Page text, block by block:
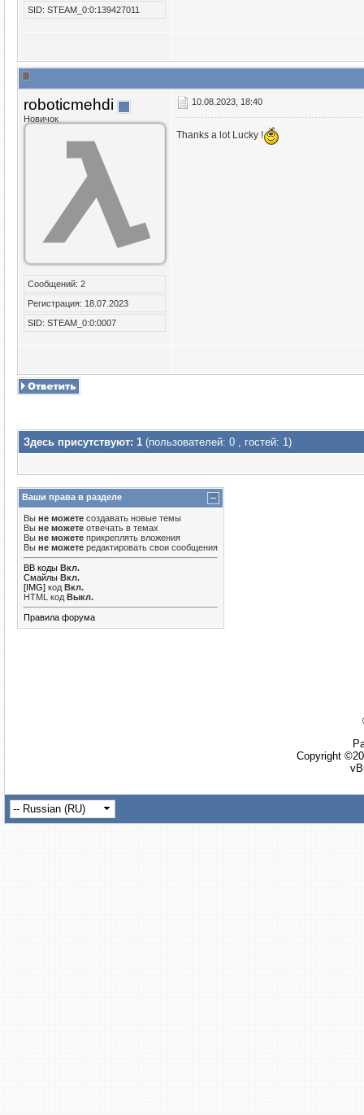
SID: STEAM_0:0:139427011
roboticmehdi
Новичок
Сообщений: 2
Регистрация: 18.07.2023
SID: STEAM_0:0:0007
10.08.2023, 18:40
Thanks a lot Lucky !
Здесь присутствуют: 1 (пользователей: 0 , гостей: 1)
Ваши права в разделе
Вы не можете создавать новые темы
Вы не можете отвечать в темах
Вы не можете прикреплять вложения
Вы не можете редактировать свои сообщения
BB коды Вкл.
Смайлы Вкл.
[IMG] код Вкл.
HTML код Выкл.
Правила форума
Copyright